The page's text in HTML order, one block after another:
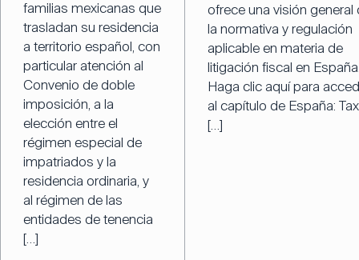
familias mexicanas que
trasladan su residencia
a territorio español, con
particular atención al
Convenio de doble
imposición, a la
elección entre el
régimen especial de
impatriados y la
residencia ordinaria, y
al régimen de las
entidades de tenencia
[…]
ofrece una visión general
la normativa y regulación
aplicable en materia de
litigación fiscal en
Haga clic aquí para
al capítulo de España: Tax
[…]